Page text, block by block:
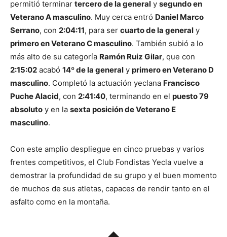
permitió terminar tercero de la general y segundo en
Veterano A masculino. Muy cerca entró Daniel Marco
Serrano, con 2:04:11, para ser cuarto de la general y
primero en Veterano C masculino. También subió a lo
más alto de su categoría Ramón Ruiz Gilar, que con
2:15:02 acabó 14º de la general y primero en Veterano D
masculino. Completó la actuación yeclana Francisco
Puche Alacid, con 2:41:40, terminando en el puesto 79
absoluto y en la sexta posición de Veterano E
masculino.
Con este amplio despliegue en cinco pruebas y varios
frentes competitivos, el Club Fondistas Yecla vuelve a
demostrar la profundidad de su grupo y el buen momento
de muchos de sus atletas, capaces de rendir tanto en el
asfalto como en la montaña.